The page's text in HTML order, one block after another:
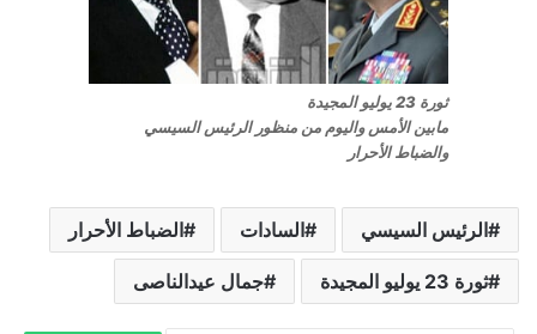
ثورة 23 يوليو المجيدة
مابين الأمس واليوم من منظور الرئيس السيسي
والضباط الأحرار
الرئيس السيسي السادات الضباط الأحرار
ثورة 23 يوليو المجيدة جمال عيدالناصى